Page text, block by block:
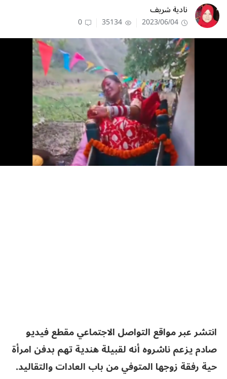
نادية شريف
2023/06/04
35134
0
انتشر عبر مواقع التواصل الاجتماعي مقطع فيديو
صادم يزعم ناشروه أنه لقبيلة هندية تهم بدفن امرأة
حية رفقة زوجها المتوفي من باب العادات والتقاليد.